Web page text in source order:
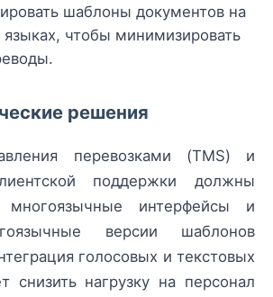
шаблоны документов на
языках, чтобы минимизировать
решения
перевозками (TMS) и
поддержки должны
многоязычные интерфейсы и
версии шаблонов
голосовых и текстовых
снизить нагрузку на персонал